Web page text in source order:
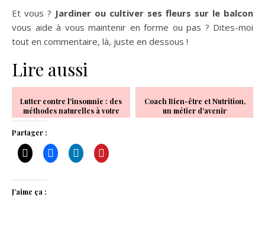
Et vous ? Jardiner ou cultiver ses fleurs sur le balcon
vous aide à vous maintenir en forme ou pas ? Dites-moi
tout en commentaire, là, juste en dessous !
Lire aussi
Lutter contre l'insomnie : des
méthodes naturelles à votre
service
Coach Bien-être et Nutrition,
un métier d'avenir
Partager :
J’aime ça :